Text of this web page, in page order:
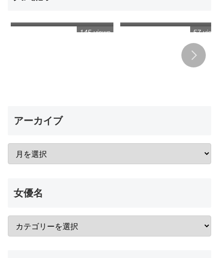
五十嵐清華（kiwvr00459）
満生活 五芭
145 views
VR
57
アーカイブ
女優名